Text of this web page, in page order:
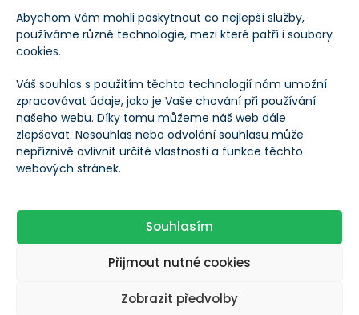
Abychom Vám mohli poskytnout co nejlepší služby,
používáme různé technologie, mezi které patří i soubory
cookies.
Váš souhlas s použitím těchto technologií nám umožní
zpracovávat údaje, jako je Vaše chování při používání
našeho webu. Díky tomu můžeme náš web dále
zlepšovat. Nesouhlas nebo odvolání souhlasu může
nepříznivě ovlivnit určité vlastnosti a funkce těchto
webových stránek.
Souhlasím
Přijmout nutné cookies
Zobrazit předvolby
Vývoj výplaty dividend u Main Street Capital
Doplňkové čtvrtletní výplaty přicházejí na řadu tehdy,